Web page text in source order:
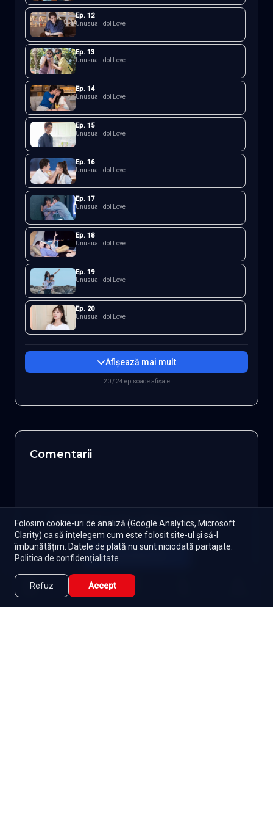
Folosim cookie-uri de analiză (Google Analytics, Microsoft
Clarity) ca să înțelegem cum este folosit site-ul și să-l
îmbunătățim. Datele de plată nu sunt niciodată partajate.
Politica de confidențialitate
Refuz Accept
Ep. 12
Unusual Idol Love
Ep. 13
Unusual Idol Love
Ep. 14
Unusual Idol Love
Ep. 15
Unusual Idol Love
Ep. 16
Unusual Idol Love
Ep. 17
Unusual Idol Love
Ep. 18
Unusual Idol Love
Ep. 19
Unusual Idol Love
Ep. 20
Unusual Idol Love
Afișează mai mult
20 / 24 episoade afișate
Comentarii
Autentifică-te pentru a lăsa un comentariu
Autentifică-te
Filme